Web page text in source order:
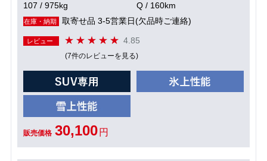
107 / 975kg Q / 160km
在庫・納期 取寄せ品 3-5営業日(欠品時ご連絡)
レビュー 4.85
(7件のレビューを見る)
販売価格 30,100 円